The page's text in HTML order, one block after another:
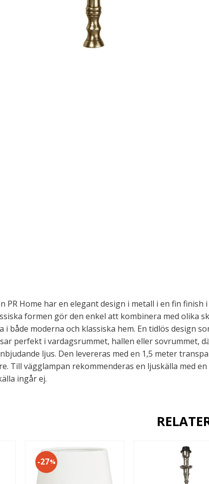
PR Home har en elegant design i metall i en fin finish i
formen gör den enkel att kombinera med olika
i både moderna och klassiska hem. En tidlös design
perfekt i vardagsrummet, hallen eller sovrummet,
ljus. Den levereras med en 1,5 meter
Till vägglampan rekommenderas en ljuskälla med en
ingår ej.
27%